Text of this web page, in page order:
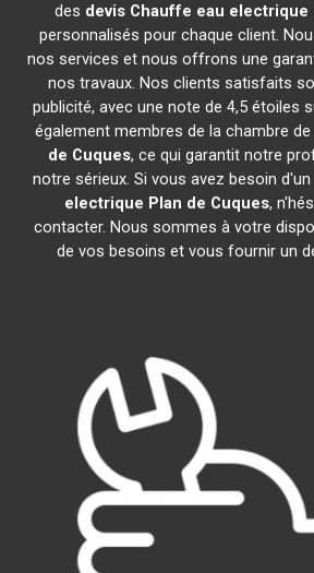
des devis Chauffe eau electrique
personnalisés pour chaque client.
nos services et nous offrons une
nos travaux. Nos clients satisfaits
publicité, avec une note de 4,5 étoiles
également membres de la chambre
de Cuques, ce qui garantit notre
notre sérieux. Si vous avez besoin d'un
electrique Plan de Cuques,
contacter. Nous sommes à votre
de vos besoins et vous fournir un